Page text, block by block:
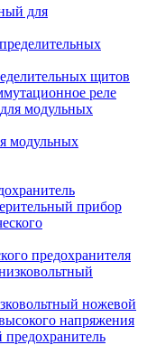
для
щитов
реле
модульных
прибор
предохранителя
ножевой
напряжения